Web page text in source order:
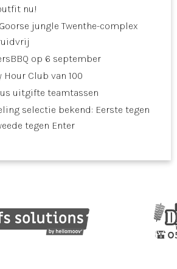
nu!
jungle Twenthe-complex
op 6 september
Hour Club van 100
uitgifte teamtassen
selectie bekend: Eerste tegen
tegen Enter